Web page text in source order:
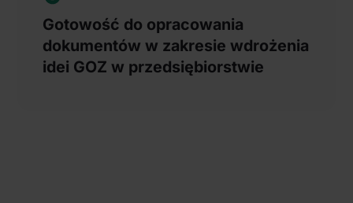
Gotowość do opracowania
dokumentów w zakresie wdrożenia
idei GOZ w przedsiębiorstwie